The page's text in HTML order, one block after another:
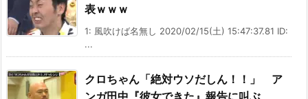
表ｗｗｗ
1: 風吹けば名無し 2020/02/15(土) 15:47:37.81 ID:
...
クロちゃん「絶対ウソだしん！！」 ア